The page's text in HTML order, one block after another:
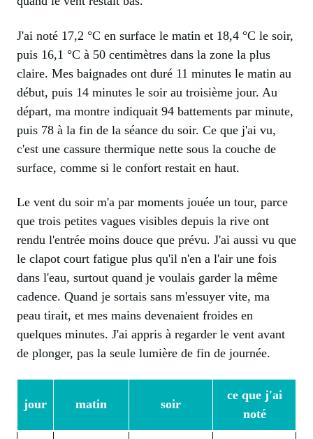
J'ai noté 17,2 °C en surface le matin et 18,4 °C le soir,
puis 16,1 °C à 50 centimètres dans la zone la plus
claire. Mes baignades ont duré 11 minutes le matin au
début, puis 14 minutes le soir au troisième jour. Au
départ, ma montre indiquait 94 battements par minute,
puis 78 à la fin de la séance du soir. Ce que j'ai vu,
c'est une cassure thermique nette sous la couche de
surface, comme si le confort restait en haut.
Le vent du soir m'a par moments jouée un tour, parce
que trois petites vagues visibles depuis la rive ont
rendu l'entrée moins douce que prévu. J'ai aussi vu que
le clapot court fatigue plus qu'il n'en a l'air une fois
dans l'eau, surtout quand je voulais garder la même
cadence. Quand je sortais sans m'essuyer vite, ma
peau tirait, et mes mains devenaient froides en
quelques minutes. J'ai appris à regarder le vent avant
de plonger, pas la seule lumière de fin de journée.
jour matin soir
ce que j'ai
noté